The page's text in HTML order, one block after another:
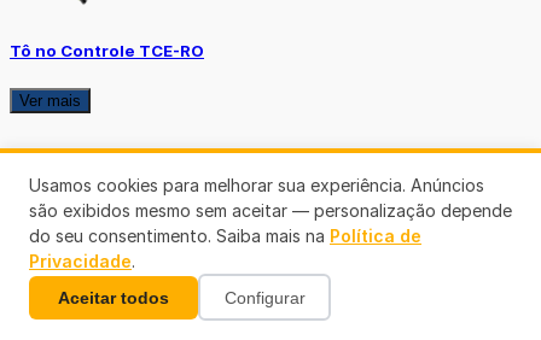
Tô no Controle TCE-RO
Ver mais
Usamos cookies para melhorar sua experiência. Anúncios
são exibidos mesmo sem aceitar — personalização depende
do seu consentimento. Saiba mais na Política de
Privacidade.
Aceitar todos Configurar